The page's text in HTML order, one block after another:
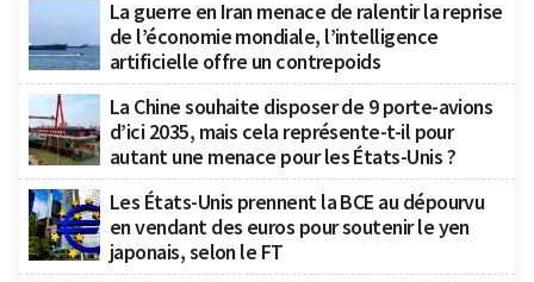
La guerre en Iran menace de ralentir la reprise
de l’économie mondiale, l’intelligence
artificielle offre un contrepoids
La Chine souhaite disposer de 9 porte-avions
d’ici 2035, mais cela représente-t-il pour
autant une menace pour les États-Unis ?
Les États-Unis prennent la BCE au dépourvu
en vendant des euros pour soutenir le yen
japonais, selon le FT